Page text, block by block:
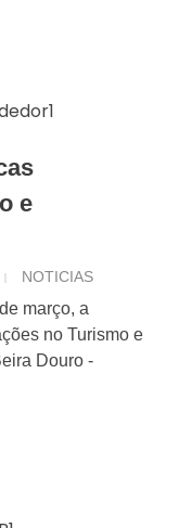
e
NOTICIAS
março, a
no Turismo e
Douro -